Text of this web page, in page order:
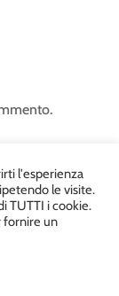
Chiavenna –
– Sito
l'esperienza
le visite.
TUTTI i cookie.
fornire un